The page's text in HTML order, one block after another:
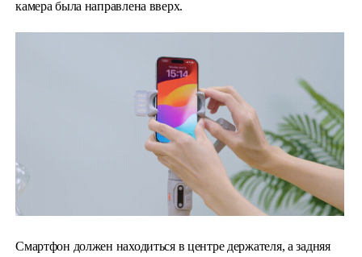
камера была направлена вверх.
Смартфон должен находиться в центре держателя, а задняя